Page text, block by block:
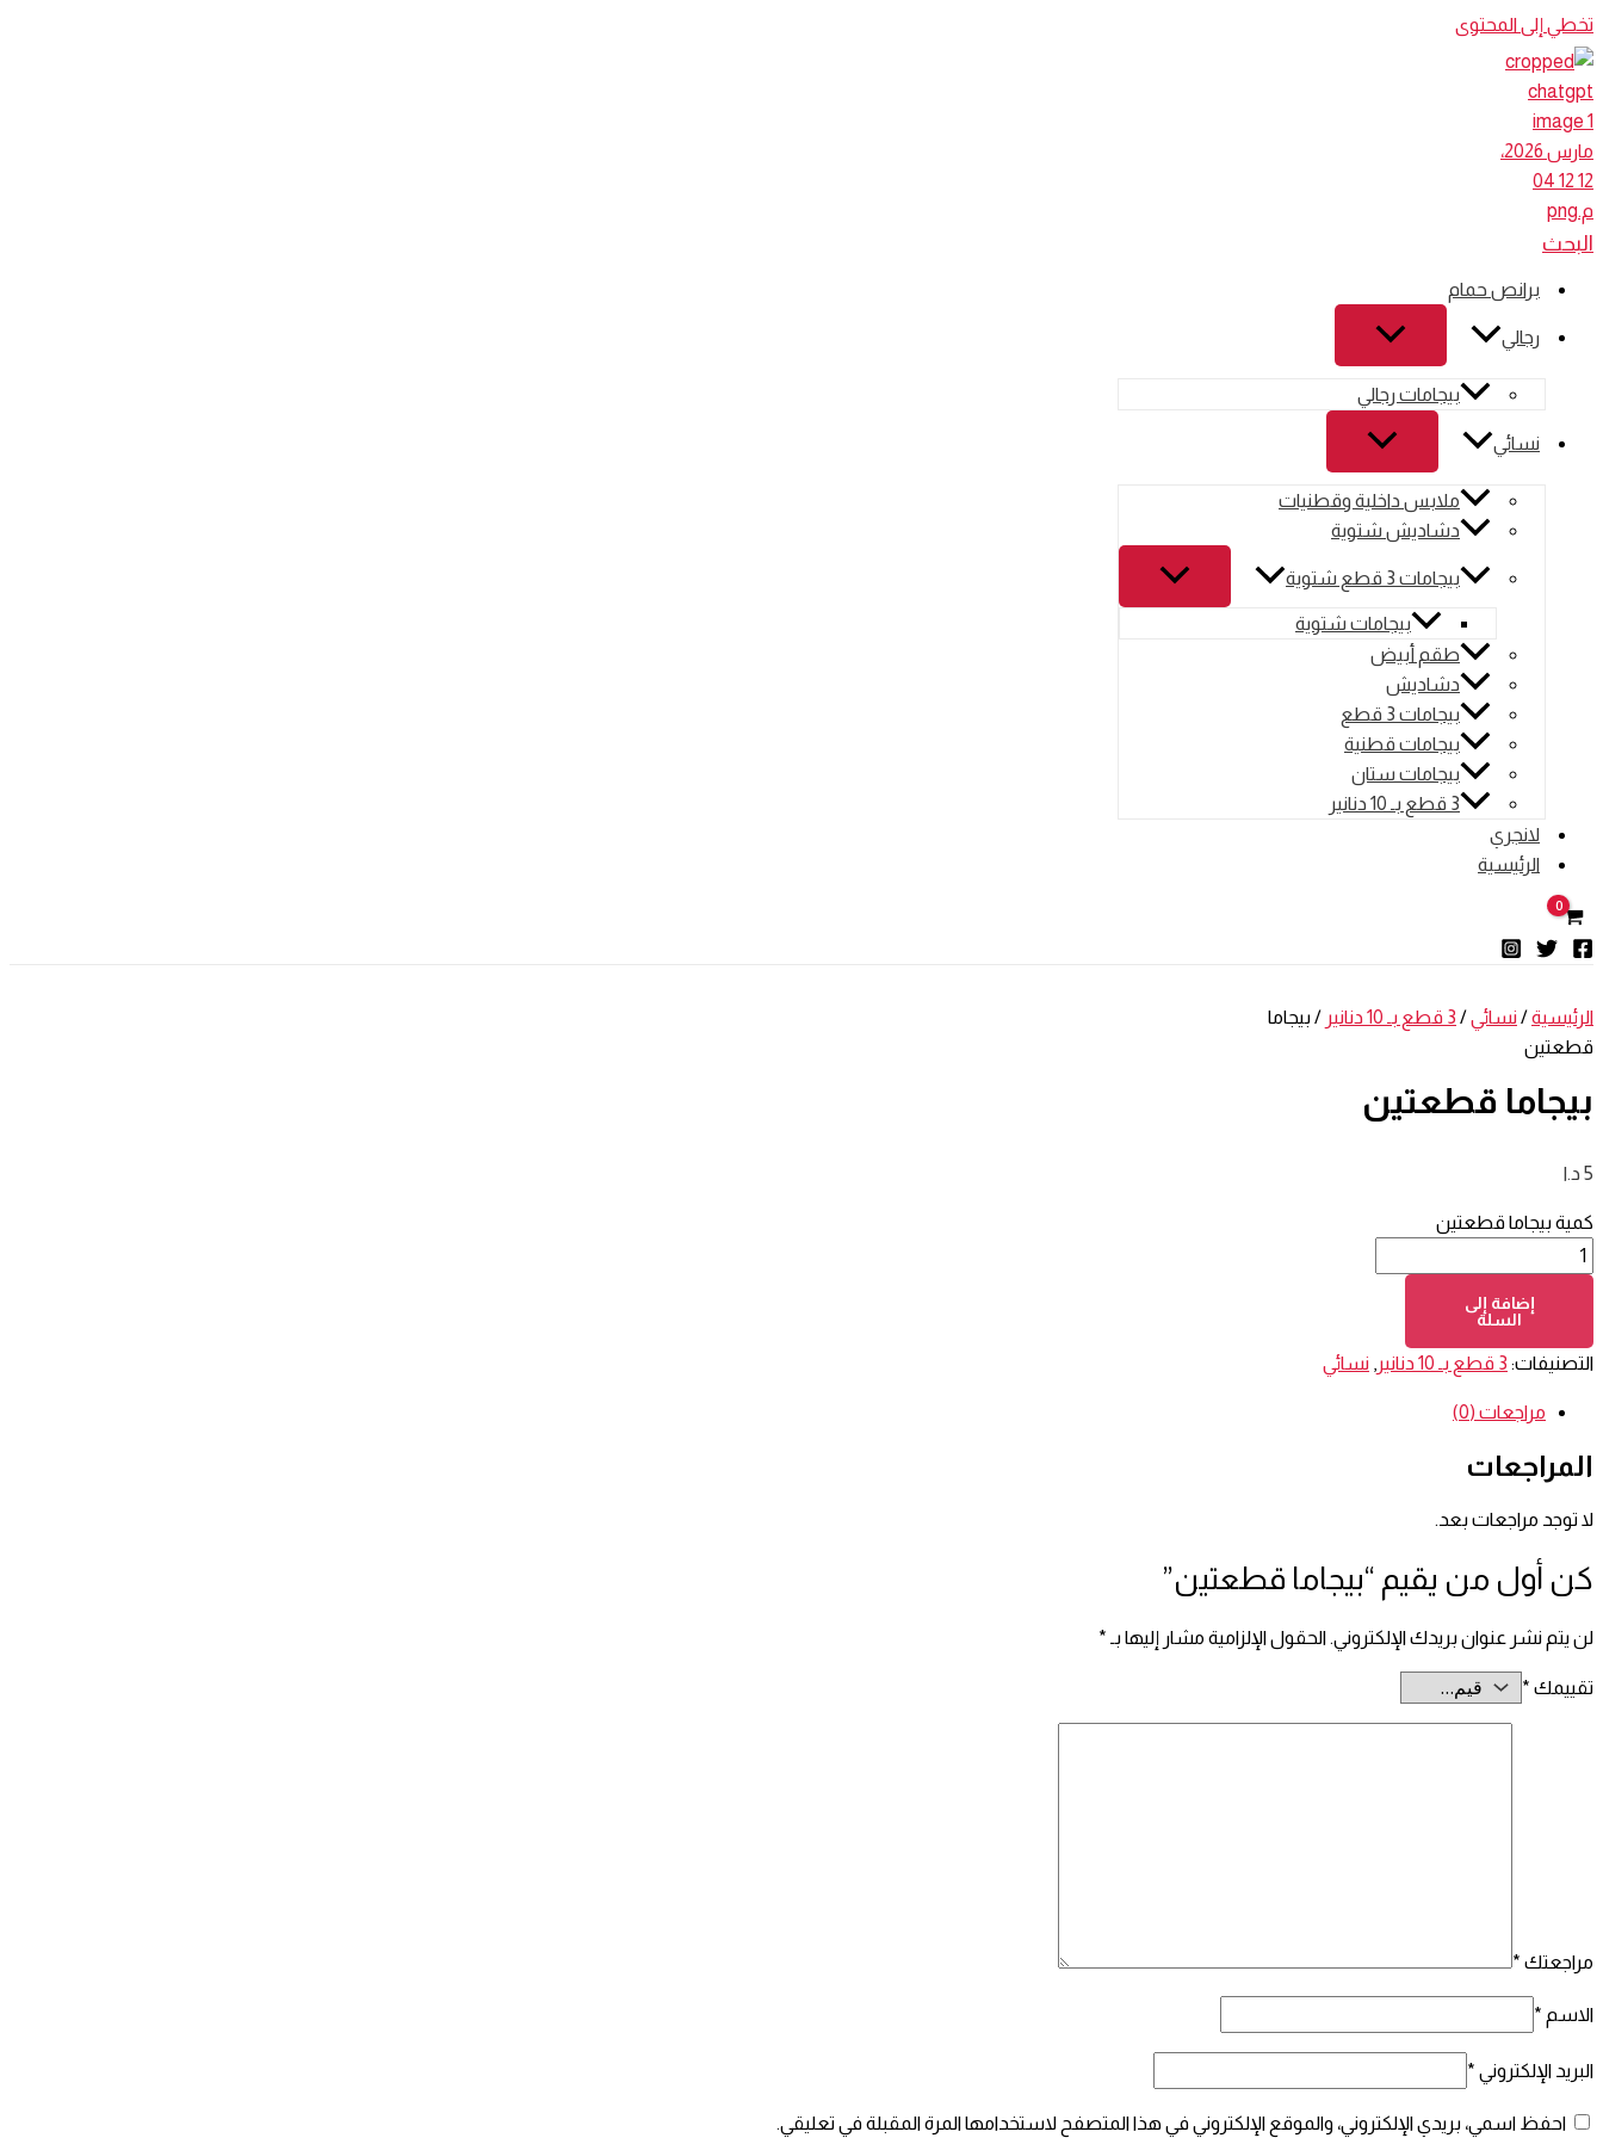
تخطي إلى المحتوى
البحث
برانص حمام
رجالي
بيجامات رجالي
نسائي
ملابس داخلية وقطنيات
دشاديش شتوية
بيجامات 3 قطع شتوية
بيجامات شتوية
طقم أبيض
دشاديش
بيجامات 3 قطع
بيجامات قطنية
بيجامات ستان
3 قطع بـ 10 دنانير
لانجري
الرئيسية
الرئيسية/ نسائي/ 3 قطع بـ 10 دنانير
/ بيجاما
قطعتين
بيجاما قطعتين
5 د.ا
كمية بيجاما قطعتين
إضافة إلى
السلة
التصنيفات: 3 قطع بـ 10 دنانير , نسائي
مراجعات (0)
المراجعات
لا توجد مراجعات بعد.
كن أول من يقيم “بيجاما قطعتين”
لن يتم نشر عنوان بريدك الإلكتروني. الحقول الإلزامية مشار إليها بـ *
تقييمك *
مراجعتك *
الاسم *
البريد الإلكتروني *
احفظ اسمي، بريدي الإلكتروني، والموقع الإلكتروني في هذا المتصفح لاستخدامها المرة المقبلة في تعليقي.